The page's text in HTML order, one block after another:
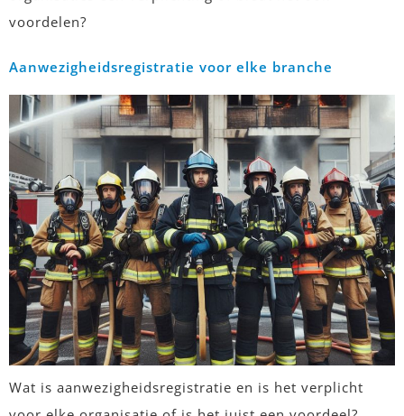
voordelen?
Aanwezigheidsregistratie voor elke branche
Wat is aanwezigheidsregistratie en is het verplicht